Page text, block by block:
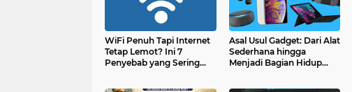
WiFi Penuh Tapi Internet
Tetap Lemot? Ini 7
Penyebab yang Sering
Asal Usul Gadget: Dari Alat
Sederhana hingga
Menjadi Bagian Hidup